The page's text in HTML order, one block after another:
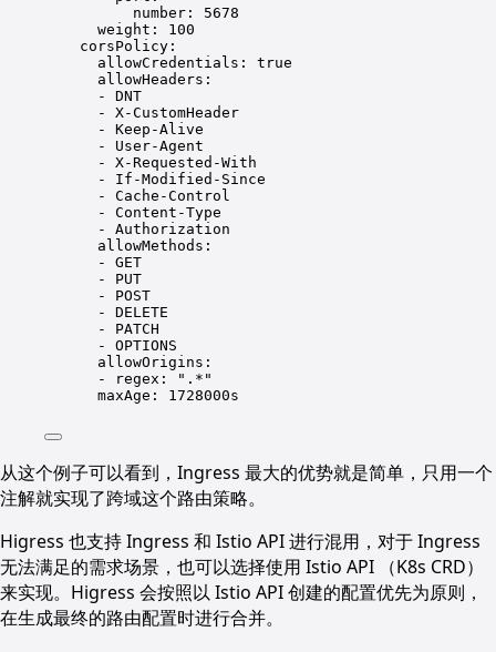
number: 5678
weight: 100
corsPolicy:
allowCredentials: true
allowHeaders:
- DNT
- X-CustomHeader
- Keep-Alive
- User-Agent
- X-Requested-With
- If-Modified-Since
- Cache-Control
- Content-Type
- Authorization
allowMethods:
- GET
- PUT
- POST
- DELETE
- PATCH
- OPTIONS
allowOrigins:
- regex: ".*"
maxAge: 1728000s
从这个例子可以看到，Ingress 最大的优势就是简单，只用一个
注解就实现了跨域这个路由策略。
Higress 也支持 Ingress 和 Istio API 进行混用，对于 Ingress
无法满足的需求场景，也可以选择使用 Istio API （K8s CRD）
来实现。Higress 会按照以 Istio API 创建的配置优先为原则，
在生成最终的路由配置时进行合并。